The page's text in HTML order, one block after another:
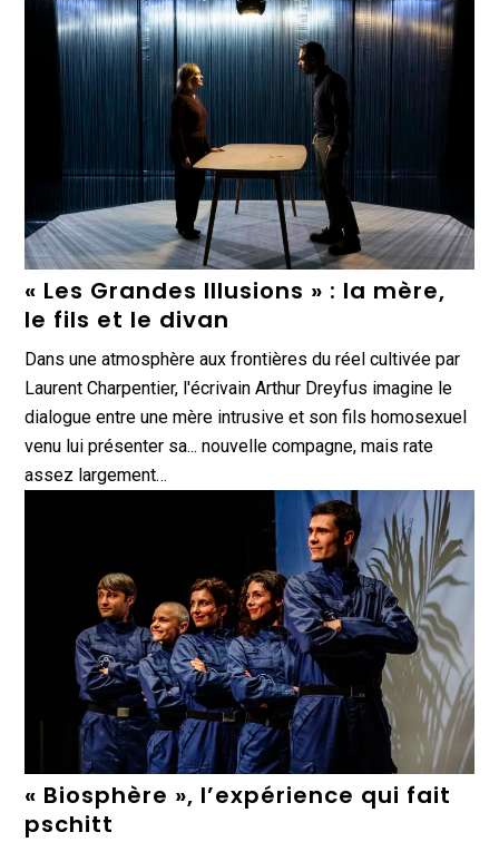
« Les Grandes Illusions » : la mère,
le fils et le divan
Dans une atmosphère aux frontières du réel cultivée par
Laurent Charpentier, l'écrivain Arthur Dreyfus imagine le
dialogue entre une mère intrusive et son fils homosexuel
venu lui présenter sa... nouvelle compagne, mais rate
assez largement…
« Biosphère », l’expérience qui fait
pschitt